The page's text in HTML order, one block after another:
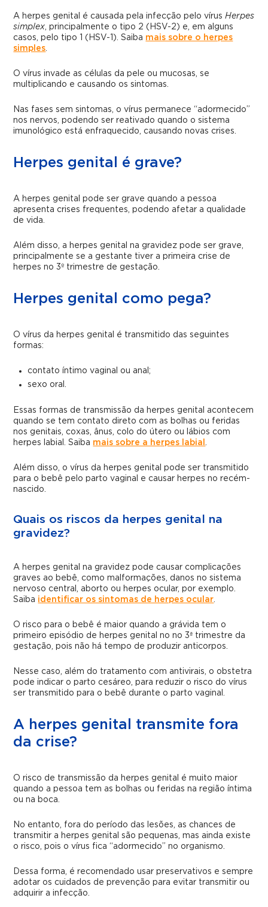
A herpes genital é causada pela infecção pelo vírusHerpes
simplex , principalmente o tipo 2 (HSV-2) e, em alguns
casos, pelo tipo 1 (HSV-1). Saiba mais sobre o herpes
simples
O vírus invade as células da pele ou mucosas, se
multiplicando e causando os sintomas.
Nas fases sem sintomas, o vírus permanece “adormecido”
nos nervos, podendo ser reativado quando o sistema
imunológico está enfraquecido, causando novas crises.
Herpes genital é grave?
A herpes genital pode ser grave quando a pessoa
apresenta crises frequentes, podendo afetar a qualidade
de vida.
Além disso, a herpes genital na gravidez pode ser grave,
principalmente se a gestante tiver a primeira crise de
herpes no 3º trimestre de gestação.
Herpes genital como pega?
O vírus da herpes genital é transmitido das seguintes
formas:
contato íntimo vaginal ou anal;
sexo oral.
Essas formas de transmissão da herpes genital acontecem
quando se tem contato direto com as bolhas ou feridas
nos genitais, coxas, ânus, colo do útero ou lábios com
herpes labial. Saiba mais sobre a herpes labial
Além disso, o vírus da herpes genital pode ser transmitido
para o bebê pelo parto vaginal e causar herpes no recém-
nascido.
Quais os riscos da herpes genital na
gravidez?
A herpes genital na gravidez pode causar complicações
graves ao bebê, como malformações, danos no sistema
nervoso central, aborto ou herpes ocular, por exemplo.
Saiba identificar os sintomas de herpes ocular
O risco para o bebê é maior quando a grávida tem o
primeiro episódio de herpes genital no no 3ª trimestre da
gestação, pois não há tempo de produzir anticorpos.
Nesse caso, além do tratamento com antivirais, o obstetra
pode indicar o parto cesáreo, para reduzir o risco do vírus
ser transmitido para o bebê durante o parto vaginal.
A herpes genital transmite fora
da crise?
O risco de transmissão da herpes genital é muito maior
quando a pessoa tem as bolhas ou feridas na região íntima
ou na boca.
No entanto, fora do período das lesões, as chances de
transmitir a herpes genital são pequenas, mas ainda existe
o risco, pois o vírus fica “adormecido” no organismo.
Dessa forma, é recomendado usar preservativos e sempre
adotar os cuidados de prevenção para evitar transmitir ou
adquirir a infecção.